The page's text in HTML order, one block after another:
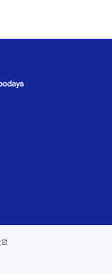
open_in_new